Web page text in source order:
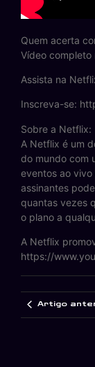
Quem acerta
Vídeo completo
Assista na
Inscreva-se:
Sobre a Netflix:
A Netflix é um
do mundo com
eventos ao vivo
assinantes
quantas vezes
o plano a
A Netflix
https://
Artigo